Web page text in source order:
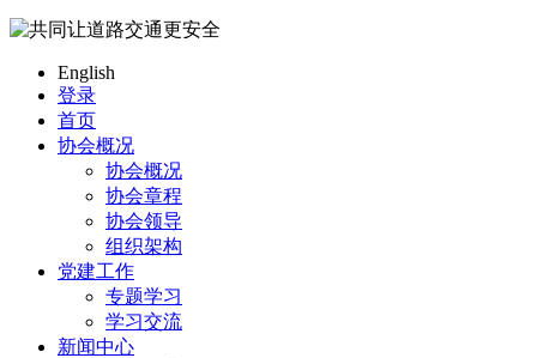
English
登录
首页
协会概况
协会概况
协会章程
协会领导
组织架构
党建工作
专题学习
学习交流
新闻中心